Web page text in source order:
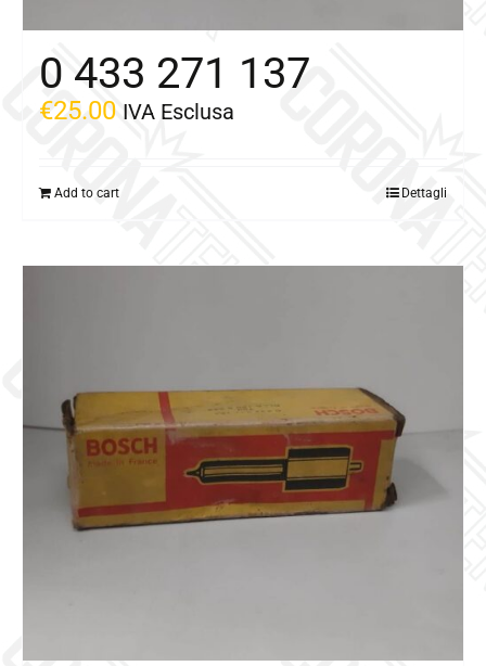
0 433 271 137
€25.00 IVA Esclusa
Add to cart Dettagli